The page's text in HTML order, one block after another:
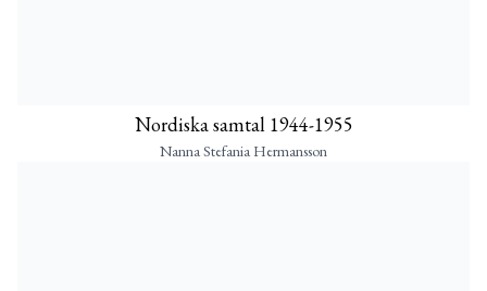
Nordiska samtal 1944-1955
Nanna Stefania Hermansson